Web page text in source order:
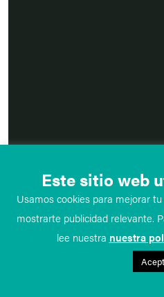
Este sitio web
Usamos cookies para mejorar
mostrarte publicidad relevante.
lee nuestra nuestra